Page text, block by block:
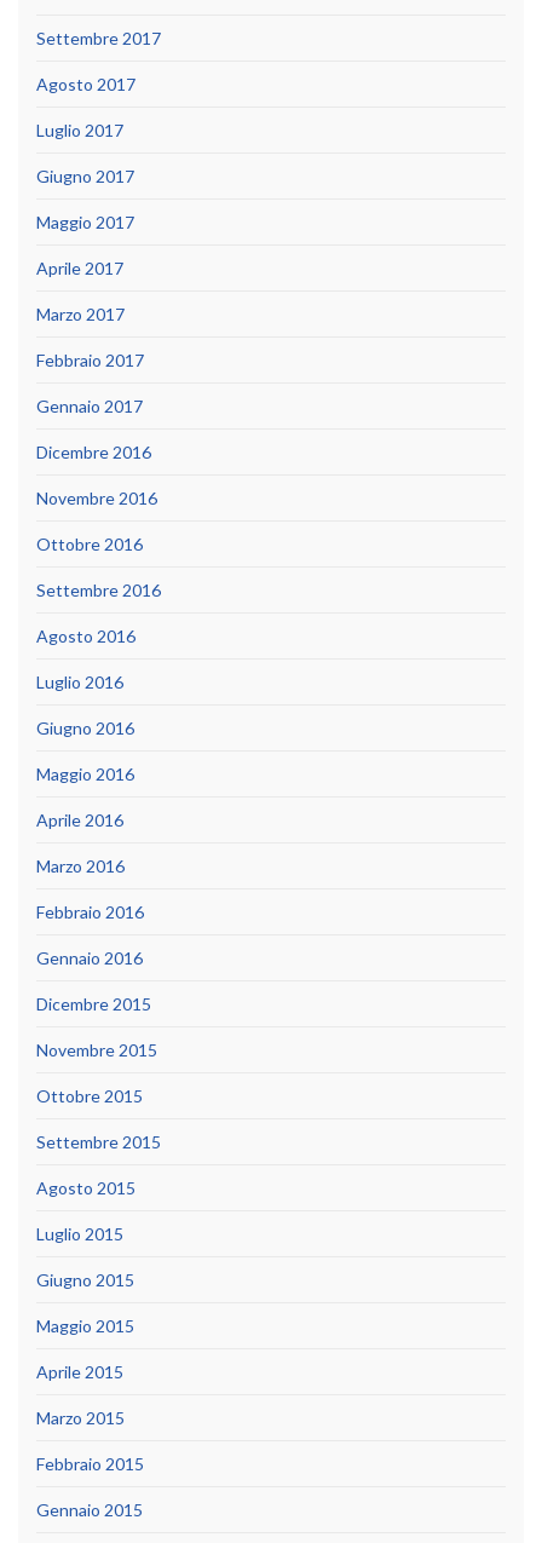
Settembre 2017
Agosto 2017
Luglio 2017
Giugno 2017
Maggio 2017
Aprile 2017
Marzo 2017
Febbraio 2017
Gennaio 2017
Dicembre 2016
Novembre 2016
Ottobre 2016
Settembre 2016
Agosto 2016
Luglio 2016
Giugno 2016
Maggio 2016
Aprile 2016
Marzo 2016
Febbraio 2016
Gennaio 2016
Dicembre 2015
Novembre 2015
Ottobre 2015
Settembre 2015
Agosto 2015
Luglio 2015
Giugno 2015
Maggio 2015
Aprile 2015
Marzo 2015
Febbraio 2015
Gennaio 2015